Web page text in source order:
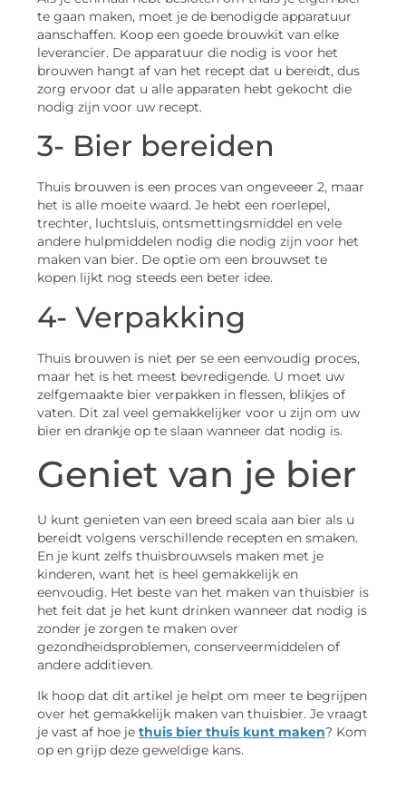
te gaan maken, moet je de benodigde apparatuur
aanschaffen. Koop een goede brouwkit van elke
leverancier. De apparatuur die nodig is voor het
brouwen hangt af van het recept dat u bereidt, dus
zorg ervoor dat u alle apparaten hebt gekocht die
nodig zijn voor uw recept.
3- Bier bereiden
Thuis brouwen is een proces van ongeveeer 2, maar
het is alle moeite waard. Je hebt een roerlepel,
trechter, luchtsluis, ontsmettingsmiddel en vele
andere hulpmiddelen nodig die nodig zijn voor het
maken van bier. De optie om een brouwset te
kopen lijkt nog steeds een beter idee.
4- Verpakking
Thuis brouwen is niet per se een eenvoudig proces,
maar het is het meest bevredigende. U moet uw
zelfgemaakte bier verpakken in flessen, blikjes of
vaten. Dit zal veel gemakkelijker voor u zijn om uw
bier en drankje op te slaan wanneer dat nodig is.
Geniet van je bier
U kunt genieten van een breed scala aan bier als u
bereidt volgens verschillende recepten en smaken.
En je kunt zelfs thuisbrouwsels maken met je
kinderen, want het is heel gemakkelijk en
eenvoudig. Het beste van het maken van thuisbier is
het feit dat je het kunt drinken wanneer dat nodig is
zonder je zorgen te maken over
gezondheidsproblemen, conserveermiddelen of
andere additieven.
Ik hoop dat dit artikel je helpt om meer te begrijpen
over het gemakkelijk maken van thuisbier. Je vraagt
je vast af hoe je thuis bier thuis kunt maken? Kom
op en grijp deze geweldige kans.